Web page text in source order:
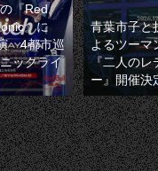
『Red
』に
4都市巡
ックライ
青葉市子と
よるツーマ
『二人のレ
ー』開催決